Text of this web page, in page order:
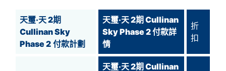
天璽‧天 2期
Cullinan Sky
Phase 2 付款計劃
天璽‧天 2期 Cullinan
Sky Phase 2付款詳
情
折
扣
天璽‧天 2期 Cullinan